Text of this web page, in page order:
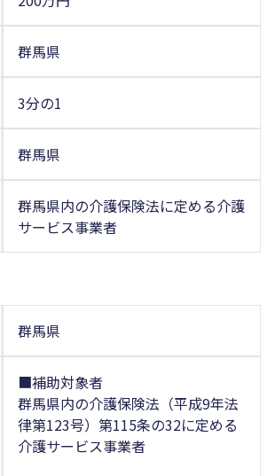
群馬県
3分の1
群馬県
群馬県内の介護保険法に定める介護
サービス事業者
群馬県
■補助対象者
群馬県内の介護保険法（平成9年法
律第123号）第115条の32に定める
介護サービス事業者